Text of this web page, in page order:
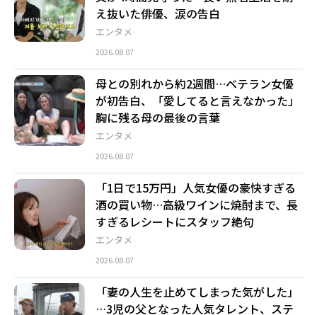
エンタメ
え抜いた俳優、涙の告白
2026.08.07
エンタメ
母との別れから約2週間…ベテラン女優
が初告白、「愛してると言えなかった」
胸に残る母の最後の言葉
2026.08.07
エンタメ
「1日で15万円」人気女優の豪快すぎる
酒の買い物…高級ワインに焼酎まで、長
すぎるレシートにスタッフ絶句
2026.08.07
「妻の人生を止めてしまった気がした」
…3児の父となった人気タレント、ステ